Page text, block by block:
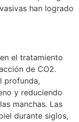
han logrado
el tratamiento
de CO2.
profunda,
y reduciendo
manchas. Las
durante siglos,